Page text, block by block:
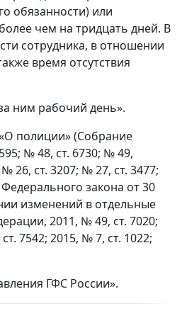
обязанности) или
чем на тридцать дней. В
сотрудника, в отношении
время отсутствия
ним рабочий день».
полиции» (Собрание
№ 48, ст. 6730; № 49,
26, ст. 3207; № 27, ст. 3477;
закона от 30
изменений в отдельные
2011, № 49, ст. 7020;
7542; 2015, № 7, ст. 1022;
ГФС России».